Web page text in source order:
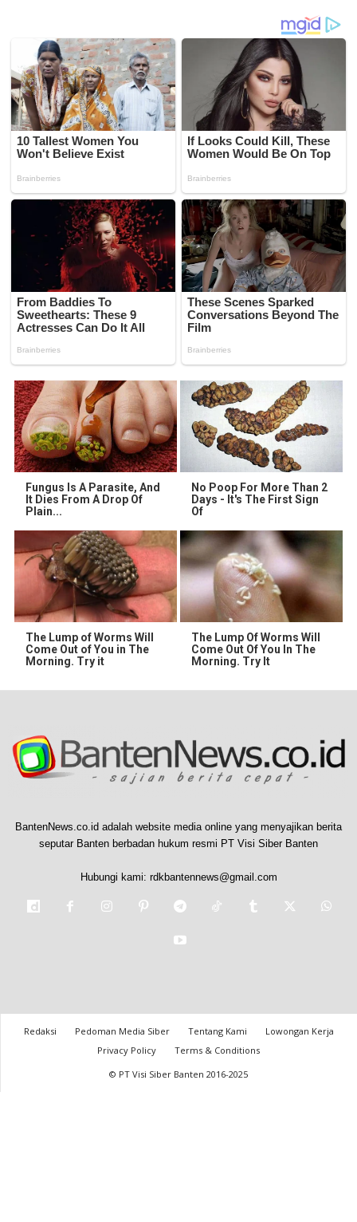
Fungus Is A Parasite, And
It Dies From A Drop Of
Plain...
No Poop For More Than 2
Days - It's The First Sign
Of
The Lump of Worms Will
Come Out of You in The
Morning. Try it
The Lump Of Worms Will
Come Out Of You In The
Morning. Try It
BantenNews.co.id adalah website media online yang menyajikan berita
seputar Banten berbadan hukum resmi PT Visi Siber Banten
Hubungi kami: rdkbantennews@gmail.com
Redaksi Pedoman Media Siber Tentang Kami
Lowongan Kerja
Privacy Policy
Terms & Conditions
© PT Visi Siber Banten 2016-2025